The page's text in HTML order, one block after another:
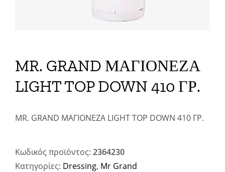
MR. GRAND ΜΑΓΙΟΝΕΖΑ
LIGHT TOP DOWN 410 ΓΡ.
MR. GRAND ΜΑΓΙΟΝΕΖΑ LIGHT TOP DOWN 410 ΓΡ.
Κωδικός προϊόντος: 2364230
Κατηγορίες: Dressing, Mr Grand